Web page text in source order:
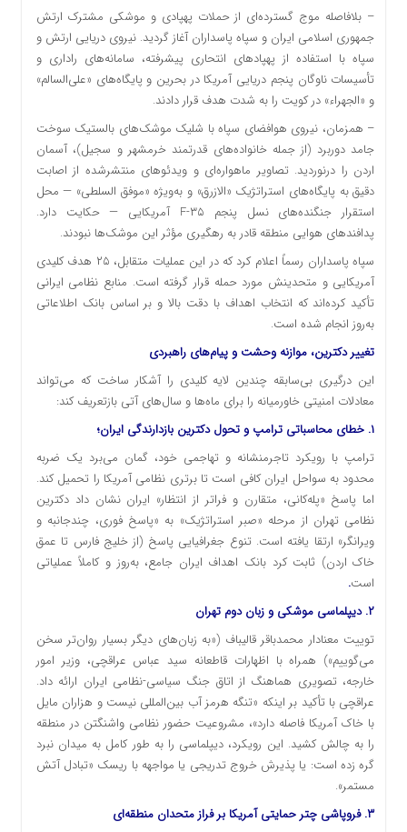
– بلافاصله موج گسترده‌ای از حملات پهپادی و موشکی مشترک ارتش
جمهوری اسلامی ایران و سپاه پاسداران آغاز گردید. نیروی دریایی ارتش و
سپاه با استفاده از پهپادهای انتحاری پیشرفته، سامانه‌های راداری و
تأسیسات ناوگان پنجم دریایی آمریکا در بحرین و پایگاه‌های «علی‌السالم»
و «الجهراء» در کویت را به شدت هدف قرار دادند.
– همزمان، نیروی هوافضای سپاه با شلیک موشک‌های بالستیک سوخت
جامد دوربرد (از جمله خانواده‌های قدرتمند خرمشهر و سجیل)، آسمان
اردن را درنوردید. تصاویر ماهواره‌ای و ویدئوهای منتشرشده از اصابت
دقیق به پایگاه‌های استراتژیک «الازرق» و به‌ویژه «موفق السلطی» — محل
استقرار جنگنده‌های نسل پنجم F-۳۵ آمریکایی — حکایت دارد.
پدافندهای هوایی منطقه قادر به رهگیری مؤثر این موشک‌ها نبودند.
سپاه پاسداران رسماً اعلام کرد که در این عملیات متقابل، ۲۵ هدف کلیدی
آمریکایی و متحدینش مورد حمله قرار گرفته است. منابع نظامی ایرانی
تأکید کرده‌اند که انتخاب اهداف با دقت بالا و بر اساس بانک اطلاعاتی
به‌روز انجام شده است.
تغییر دکترین، موازنه وحشت و پیام‌های راهبردی
این درگیری بی‌سابقه چندین لایه کلیدی را آشکار ساخت که می‌تواند
معادلات امنیتی خاورمیانه را برای ماه‌ها و سال‌های آتی بازتعریف کند:
۱. خطای محاسباتی ترامپ و تحول دکترین بازدارندگی ایران؛
ترامپ با رویکرد تاجرمنشانه و تهاجمی خود، گمان می‌برد یک ضربه
محدود به سواحل ایران کافی است تا برتری نظامی آمریکا را تحمیل کند.
اما پاسخ «پله‌کانی، متقارن و فراتر از انتظار» ایران نشان داد دکترین
نظامی تهران از مرحله «صبر استراتژیک» به «پاسخ فوری، چندجانبه و
ویرانگر» ارتقا یافته است. تنوع جغرافیایی پاسخ (از خلیج فارس تا عمق
خاک اردن) ثابت کرد بانک اهداف ایران جامع، به‌روز و کاملاً عملیاتی
است.
۲. دیپلماسی موشکی و زبان دوم تهران
توییت معنادار محمدباقر قالیباف («به زبان‌های دیگر بسیار روان‌تر سخن
می‌گوییم») همراه با اظهارات قاطعانه سید عباس عراقچی، وزیر امور
خارجه، تصویری هماهنگ از اتاق جنگ سیاسی-نظامی ایران ارائه داد.
عراقچی با تأکید بر اینکه «تنگه هرمز آب بین‌المللی نیست و هزاران مایل
با خاک آمریکا فاصله دارد»، مشروعیت حضور نظامی واشنگتن در منطقه
را به چالش کشید. این رویکرد، دیپلماسی را به طور کامل به میدان نبرد
گره زده است: یا پذیرش خروج تدریجی یا مواجهه با ریسک «تبادل آتش
مستمر».
۳. فروپاشی چتر حمایتی آمریکا بر فراز متحدان منطقه‌ای